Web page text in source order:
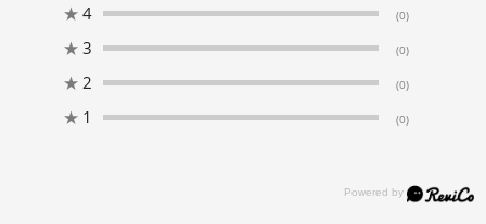
★ 4 (0)
★ 3 (0)
★ 2 (0)
★ 1 (0)